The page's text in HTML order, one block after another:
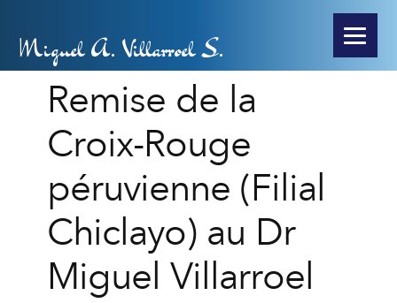
Miguel A. Villarroel S.
Remise de la
Croix-Rouge
péruvienne (Filial
Chiclayo) au Dr
Miguel Villarroel